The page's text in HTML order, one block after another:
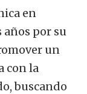
en
por su
un
con la
buscando